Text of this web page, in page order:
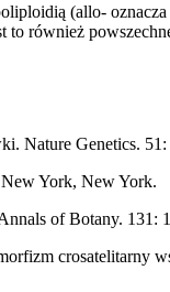
(allo-
również
Nature Genetics.
York, New York.
of Botany. 131:
crosatelitarny